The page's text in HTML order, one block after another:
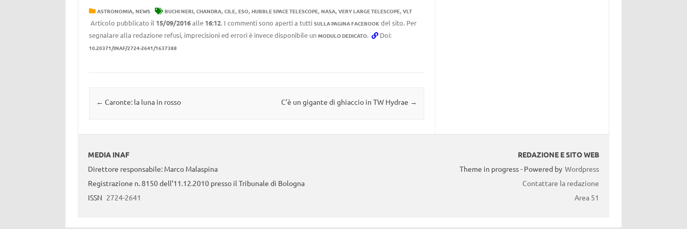
ASTRONOMIA, NEWS BUCHI NERI, CHANDRA, CILE, ESO, HUBBLE SPACE TELESCOPE, NASA, VERY LARGE TELESCOPE, VLT
Articolo pubblicato il 15/09/2016alle 16:12. I commenti sono aperti a tutti SULLA PAGINA FACEBOOKdel sito. Per
segnalare alla redazione refusi, imprecisioni ed errori è invece disponibile un MODULO DEDICATO. Doi:
10.20371/INAF/2724-2641/1637388
Navigazione articolo
← Caronte: la luna in rosso C’è un gigante di ghiaccio in TW Hydrae →
MEDIA INAF
Direttore responsabile: Marco Malaspina
Registrazione n. 8150 dell’11.12.2010 presso il Tribunale di Bologna
ISSN 2724-2641
REDAZIONE E SITO WEB
Theme in progress - Powered by Wordpress
Contattare la redazione
Area 51